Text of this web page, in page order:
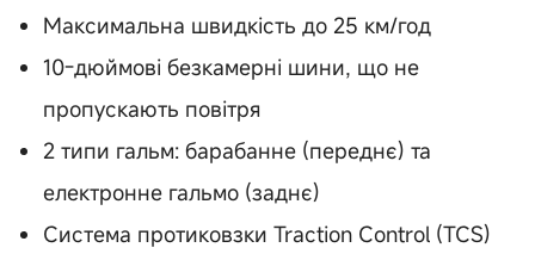
Максимальна швидкість до 25 км/год
10-дюймові безкамерні шини, що не
пропускають повітря
2 типи гальм: барабанне (переднє) та
електронне гальмо (заднє)
Система протиковзки Traction Control (TCS)